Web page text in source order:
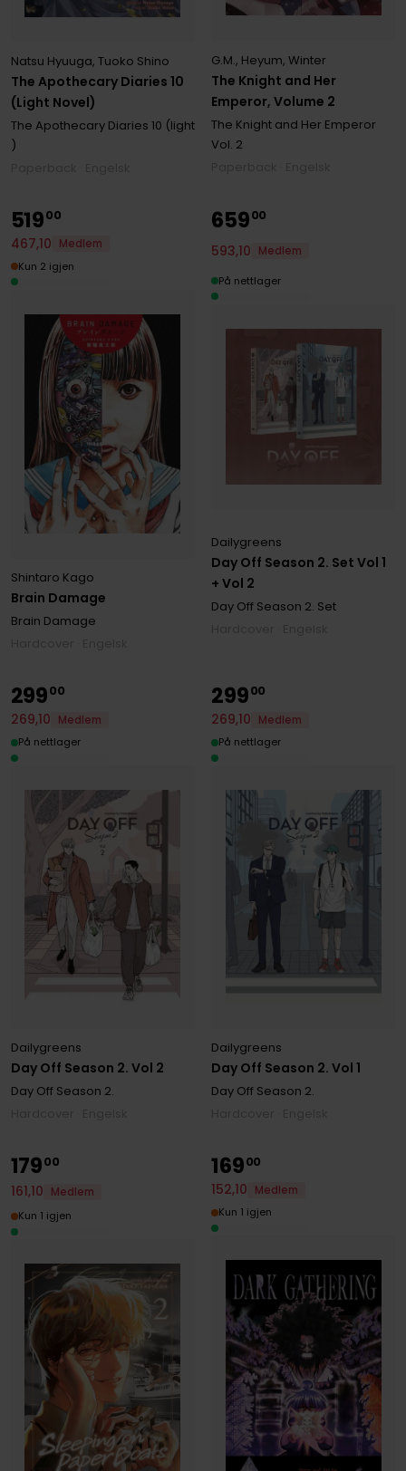
The Apothecary Diaries 10
(Light Novel)
Natsu Hyuuga, Tuoko Shino
The Apothecary Diaries 10 (light
)
The Knight and Her
Emperor, Volume 2
G.M., Heyum,Winter
The Knight and Her Emperor
Vol. 2
Brain Damage
Shintaro Kago
Brain Damage
51900
467,10
Medlem
Kun 2 igjen
Day Off Season 2. Set Vol 1
+ Vol 2
Dailygreens
Day Off Season 2. Set
65900
593,10 Medlem
På nettlager
Day Off Season 2. Vol 2
Dailygreens
Day Off Season 2.
29900
269,10
Medlem
På nettlager
Day Off Season 2. Vol 1
Dailygreens
Day Off Season 2.
29900
269,10
Medlem
På nettlager
17900
161,10
Medlem
Kun 1 igjen
16900
152,10
Medlem
Kun 1 igjen